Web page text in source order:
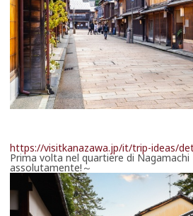
https://visitkanazawa.jp/it/trip-ideas/
Prima volta nel quartiere di Nagamachi
assolutamente!～